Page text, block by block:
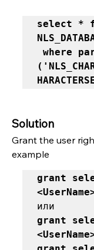
select *
Solution
Grant the user
example
grant
grant